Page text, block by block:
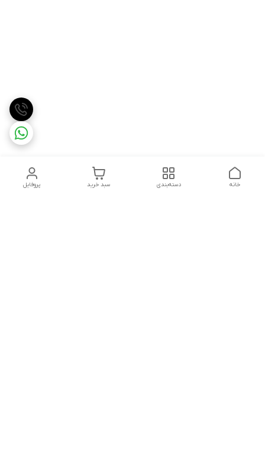
پروفایل سبد خرید دسته‌بندی خانه